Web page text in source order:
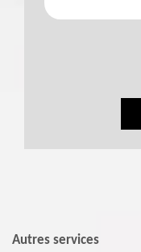
Autres services